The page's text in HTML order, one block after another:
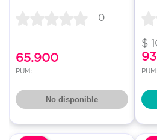
0
65.900
PUM:
No disponible
$